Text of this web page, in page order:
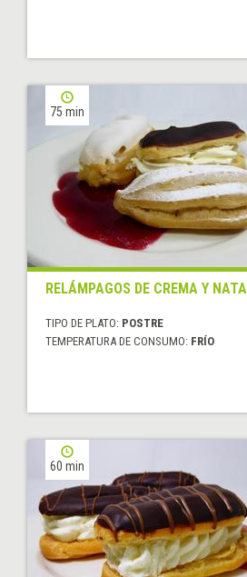
75 min
RELÁMPAGOS DE CREMA Y NATA
TIPO DE PLATO: POSTRE
TEMPERATURA DE CONSUMO: FRÍO
60 min